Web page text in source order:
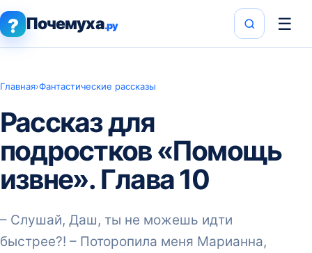
? Почемуха.ру ☰
Главная›Фантастические рассказы
Рассказ для
подростков «Помощь
извне». Глава 10
– Слушай, Даш, ты не можешь идти
быстрее?! – Поторопила меня Марианна,